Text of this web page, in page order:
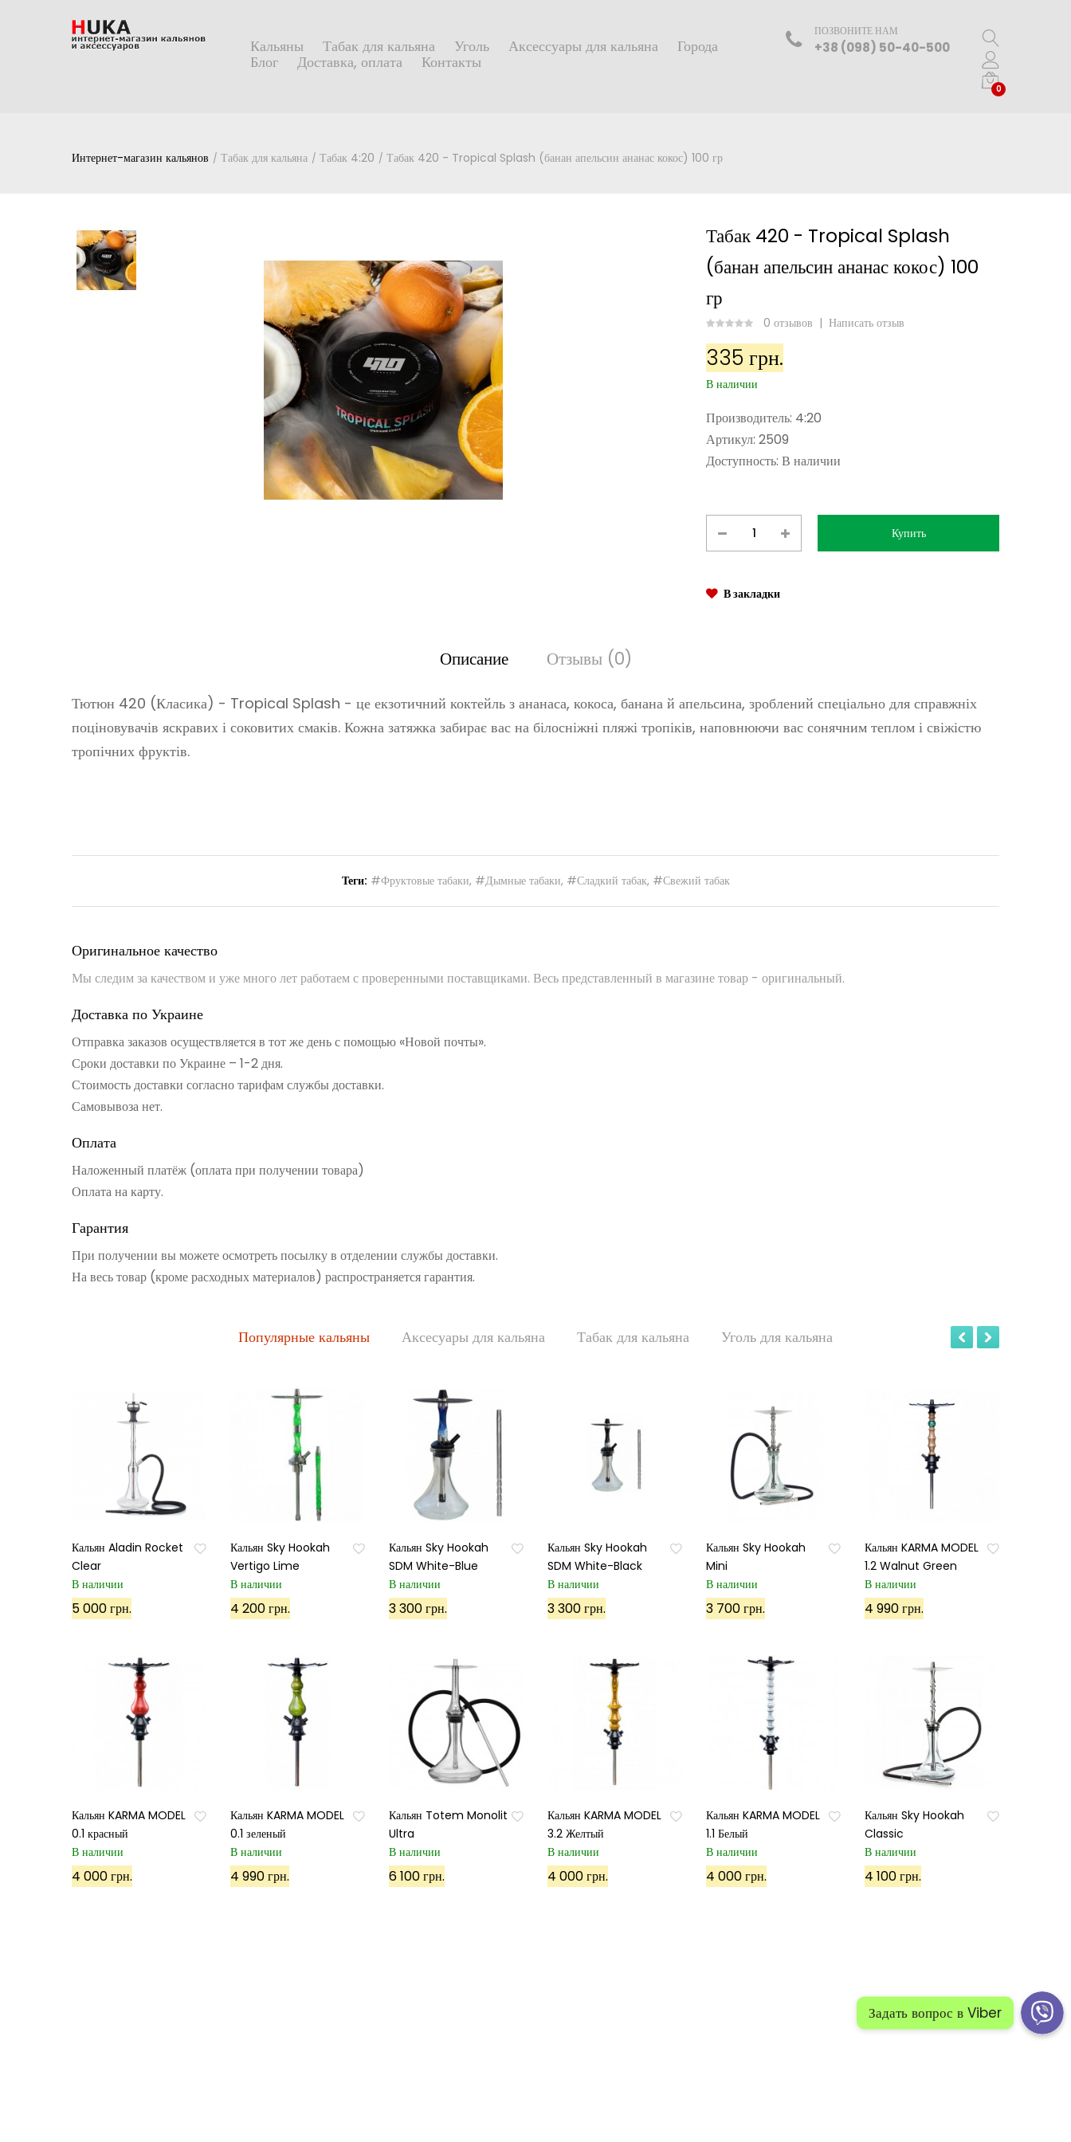
Кальяны Табак для кальяна Уголь Аксессуары для кальяна
Города
Блог
Доставка, оплата Контакты
ПОЗВОНИТЕ НАМ
+38 (098) 50-40-500
0
Интернет-магазин кальянов Табак для кальяна Табак 4:20 Табак 420 - Tropical Splash (банан апельсин ананас кокос) 100 гр
Табак 420 - Tropical Splash
(банан апельсин ананас кокос) 100
гр
0 отзывов | Написать отзыв
335 грн.
В наличии
Производитель: 4:20
Артикул: 2509
Доступность: В наличии
В закладки
Описание Отзывы (0)
Тютюн 420 (Класика) - Tropical Splash - це екзотичний коктейль з ананаса, кокоса, банана й апельсина, зроблений спеціально для справжніх
поціновувачів яскравих і соковитих смаків. Кожна затяжка забирає вас на білосніжні пляжі тропіків, наповнюючи вас сонячним теплом і свіжістю
тропічних фруктів.
Теги: #Фруктовые табаки, #Дымные табаки, #Сладкий табак, #Свежий табак
Оригинальное качество
Мы следим за качеством и уже много лет работаем с проверенными поставщиками. Весь представленный в магазине товар - оригинальный.
Доставка по Украине
Отправка заказов осуществляется в тот же день с помощью «Новой почты».
Сроки доставки по Украине – 1-2 дня.
Стоимость доставки согласно тарифам службы доставки.
Самовывоза нет.
Оплата
Наложенный платёж (оплата при получении товара)
Оплата на карту.
Гарантия
При получении вы можете осмотреть посылку в отделении службы доставки.
На весь товар (кроме расходных материалов) распространяется гарантия.
Популярные кальяны Аксесуары для кальяна Табак для кальяна Уголь для кальяна
Кальян Aladin Rocket
Clear
В наличии
5 000 грн.
Кальян Sky Hookah
Vertigo Lime
В наличии
4 200 грн.
Кальян Sky Hookah
SDM White-Blue
В наличии
3 300 грн.
Кальян Sky Hookah
SDM White-Black
В наличии
3 300 грн.
Кальян Sky Hookah
Mini
В наличии
3 700 грн.
Кальян KARMA MODEL
1.2 Walnut Green
В наличии
4 990 грн.
Кальян KARMA MODEL
0.1 красный
В наличии
4 000 грн.
Кальян KARMA MODEL
0.1 зеленый
В наличии
4 990 грн.
Кальян Totem Monolit
Ultra
В наличии
6 100 грн.
Кальян KARMA MODEL
3.2 Желтый
В наличии
4 000 грн.
Кальян KARMA MODEL
1.1 Белый
В наличии
4 000 грн.
Кальян Sky Hookah
Classic
В наличии
4 100 грн.
Подписаться
Задать вопрос в Viber